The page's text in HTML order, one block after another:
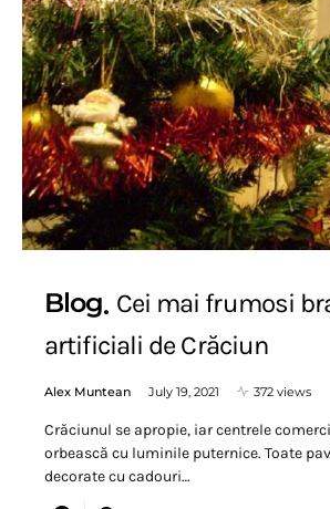
Blog Cei mai frumosi
artificiali de Crăciun
Alex Muntean July 19, 2021 372 views
Crăciunul se apropie, iar centrele
orbească cu luminile puternice. Toate
decorate cu cadouri…